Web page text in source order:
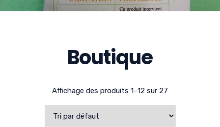
Boutique
Affichage des produits 1–12 sur 27